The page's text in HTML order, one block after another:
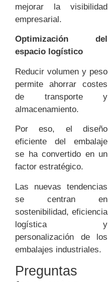
mejorar la visibilidad
empresarial.
Optimización del
espacio logístico
Reducir volumen y peso
permite ahorrar costes
de transporte y
almacenamiento.
Por eso, el diseño
eficiente del embalaje
se ha convertido en un
factor estratégico.
Las nuevas tendencias
se centran en
sostenibilidad, eficiencia
logística y
personalización de los
embalajes industriales.
Preguntas